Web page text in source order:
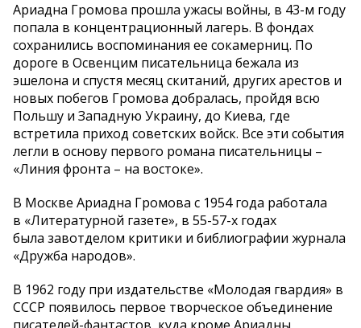
Ариадна Громова прошла ужасы войны, в 43-м году
попала в концентрационный лагерь. В фондах
сохранились воспоминания ее сокамерниц. По
дороге в Освенцим писательница бежала из
эшелона и спустя месяц скитаний, других арестов и
новых побегов Громова добралась, пройдя всю
Польшу и Западную Украину, до Киева, где
встретила приход советских войск. Все эти события
легли в основу первого романа писательницы –
«Линия фронта – на востоке».
В Москве Ариадна Громова с 1954 года работала
в «Литературной газете», в 55-57-х годах
была завотделом критики и библиографии журнала
«Дружба народов».
В 1962 году при издательстве «Молодая гвардия» в
СССР появилось первое творческое объединение